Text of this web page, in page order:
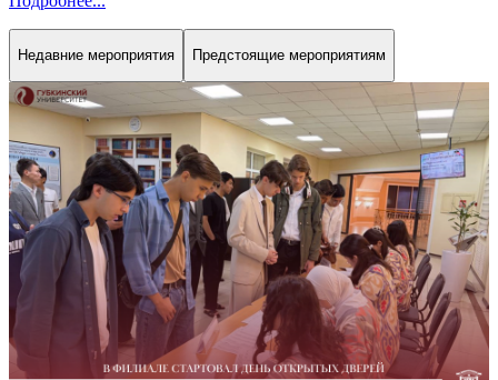
Недавние мероприятия Предстоящие мероприятиям